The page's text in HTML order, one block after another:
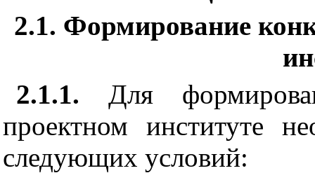
2.1. Формирование
2.1.1. Для
проектном институте
следующих условий: